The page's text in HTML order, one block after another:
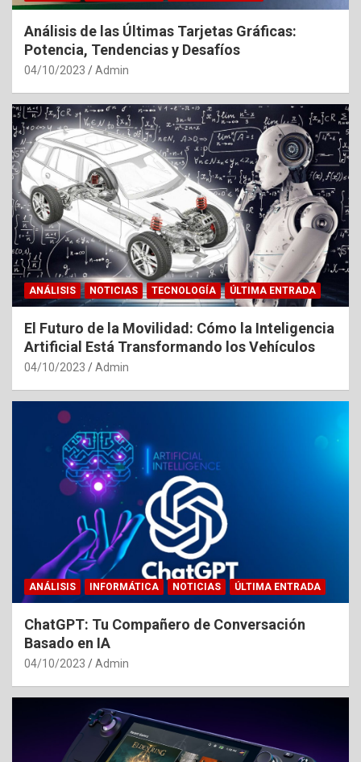
Análisis de las Últimas Tarjetas Gráficas:
Potencia, Tendencias y Desafíos
04/10/2023 Admin
ANÁLISIS NOTICIAS TECNOLOGÍA ÚLTIMA ENTRADA
El Futuro de la Movilidad: Cómo la Inteligencia
Artificial Está Transformando los Vehículos
04/10/2023 Admin
ANÁLISIS INFORMÁTICA NOTICIAS ÚLTIMA ENTRADA
ChatGPT: Tu Compañero de Conversación
Basado en IA
04/10/2023 Admin